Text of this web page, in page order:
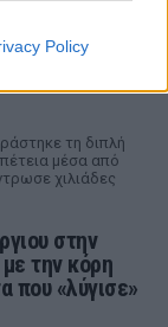
Policy
το Μπαλί
Παρίσι ‑
δεν θα
τη διπλή
μέσα από
χιλιάδες
στην
την κόρη
που «λύγισε»